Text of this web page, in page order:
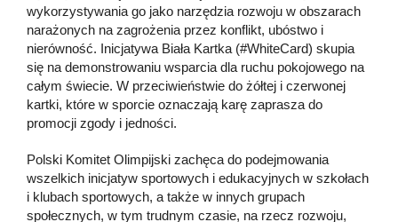
wykorzystywania go jako narzędzia rozwoju w obszarach
narażonych na zagrożenia przez konflikt, ubóstwo i
nierówność. Inicjatywa Biała Kartka (#WhiteCard) skupia
się na demonstrowaniu wsparcia dla ruchu pokojowego na
całym świecie. W przeciwieństwie do żółtej i czerwonej
kartki, które w sporcie oznaczają karę zaprasza do
promocji zgody i jedności.
Polski Komitet Olimpijski zachęca do podejmowania
wszelkich inicjatyw sportowych i edukacyjnych w szkołach
i klubach sportowych, a także w innych grupach
społecznych, w tym trudnym czasie, na rzecz rozwoju,